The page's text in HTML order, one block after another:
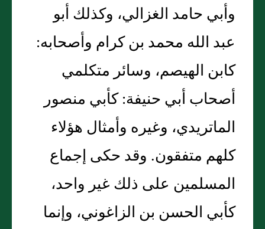
وأبي حامد الغزالي، وكذلك أبو
عبد الله محمد بن كرام وأصحابه‏:‏
كابن الهيصم، وسائر متكلمي
أصحاب أبي حنيفة‏:‏ كأبي منصور
الماتريدي، وغيره وأمثال هؤلاء
كلهم متفقون‏.‏ وقد حكى إجماع
المسلمين على ذلك غير واحد،
كأبي الحسن بن الزاغوني، وإنما